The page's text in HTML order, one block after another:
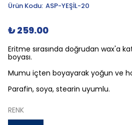
Ürün Kodu: ASP-YEŞİL-20
₺ 259.00
Eritme sırasında doğrudan wax'a
boyası.
Mumu içten boyayarak yoğun ve
Parafin, soya, stearin uyumlu.
RENK